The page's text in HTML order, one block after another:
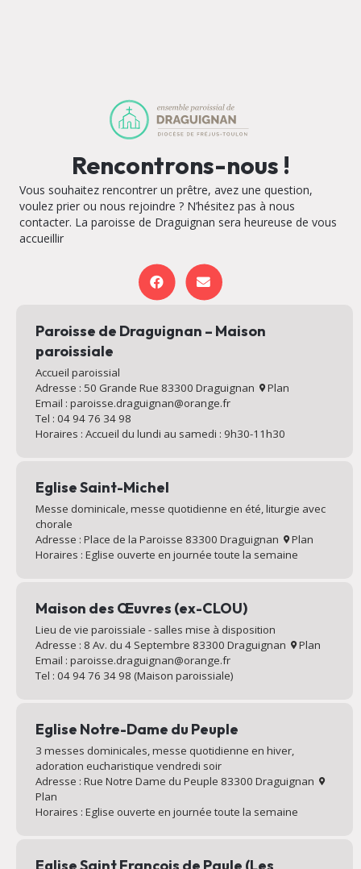
Rencontrons-nous !
Vous souhaitez rencontrer un prêtre, avez une question,
voulez prier ou nous rejoindre ? N’hésitez pas à nous
contacter. La paroisse de Draguignan sera heureuse de vous
accueillir
Paroisse de Draguignan – Maison
paroissiale
Accueil paroissial
Adresse : 50 Grande Rue 83300 Draguignan
Plan
Email : paroisse.draguignan@orange.fr
Tel : 04 94 76 34 98
Horaires : Accueil du lundi au samedi : 9h30-11h30
Eglise Saint-Michel
Messe dominicale, messe quotidienne en été, liturgie avec
chorale
Adresse : Place de la Paroisse 83300 Draguignan
Plan
Horaires : Eglise ouverte en journée toute la semaine
Maison des Œuvres (ex-CLOU)
Lieu de vie paroissiale - salles mise à disposition
Adresse : 8 Av. du 4 Septembre 83300 Draguignan
Plan
Email : paroisse.draguignan@orange.fr
Tel : 04 94 76 34 98 (Maison paroissiale)
Eglise Notre-Dame du Peuple
3 messes dominicales, messe quotidienne en hiver,
adoration eucharistique vendredi soir
Adresse : Rue Notre Dame du Peuple 83300 Draguignan
Plan
Horaires : Eglise ouverte en journée toute la semaine
Eglise Saint François de Paule (Les